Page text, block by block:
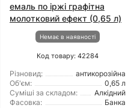
емаль по іржі графітна
молотковий ефект (0,65 л)
Немає в наявності
Код товару: 42284
Різновид:
антикорозійна
Об'єм:
0,65 л
Суміші за складом:
Алкідний
Фасовка:
Банка